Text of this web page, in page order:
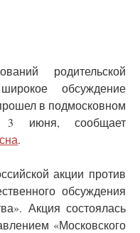
родительской
обсуждение
в подмосковном
3 июня, сообщает
.
акции против
обсуждения
Акция состоялась
«Московского